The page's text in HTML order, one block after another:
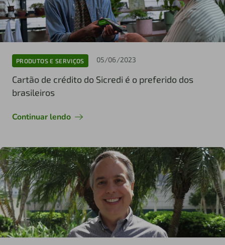
PRODUTOS E SERVIÇOS 05/06/2023
Cartão de crédito do Sicredi é o preferido dos
brasileiros
Continuar lendo